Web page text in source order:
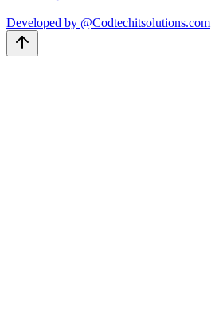
Developed by @Codtechitsolutions.com